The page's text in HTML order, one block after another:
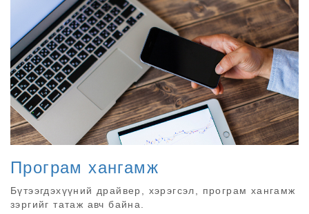
Програм хангамж
Бүтээгдэхүүний драйвер, хэрэгсэл, програм хангамж
зэргийг татаж авч байна.